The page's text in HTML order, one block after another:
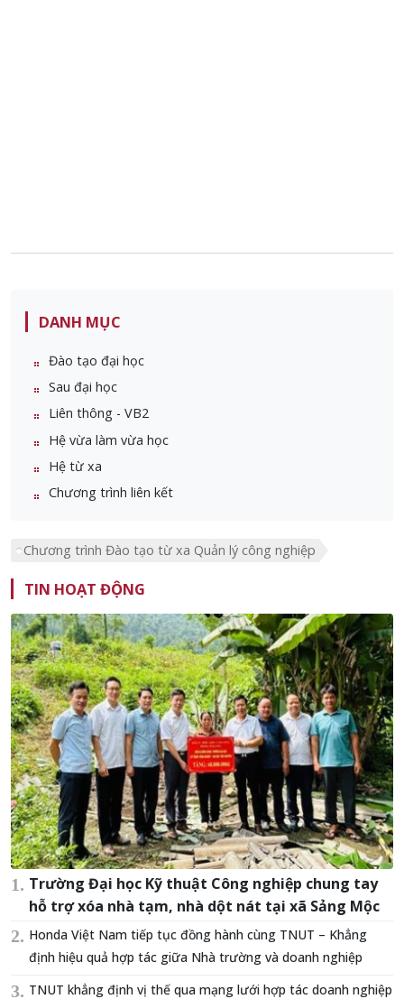
DANH MỤC
Đào tạo đại học
Sau đại học
Liên thông - VB2
Hệ vừa làm vừa học
Hệ từ xa
Chương trình liên kết
Chương trình Đào tạo từ xa Quản lý công nghiệp
TIN HOẠT ĐỘNG
Trường Đại học Kỹ thuật Công nghiệp chung tay
hỗ trợ xóa nhà tạm, nhà dột nát tại xã Sảng Mộc
Honda Việt Nam tiếp tục đồng hành cùng TNUT – Khẳng
định hiệu quả hợp tác giữa Nhà trường và doanh nghiệp
TNUT khẳng định vị thế qua mạng lưới hợp tác doanh nghiệp